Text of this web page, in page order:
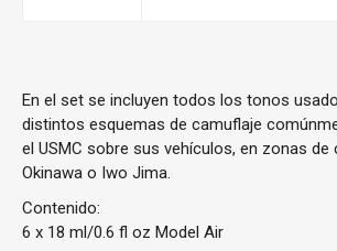
En el set se incluyen todos los tonos
distintos esquemas de camuflaje
el USMC sobre sus vehículos, en zonas
Okinawa o Iwo Jima.
Contenido:
6 x 18 ml/0.6 fl oz Model Air